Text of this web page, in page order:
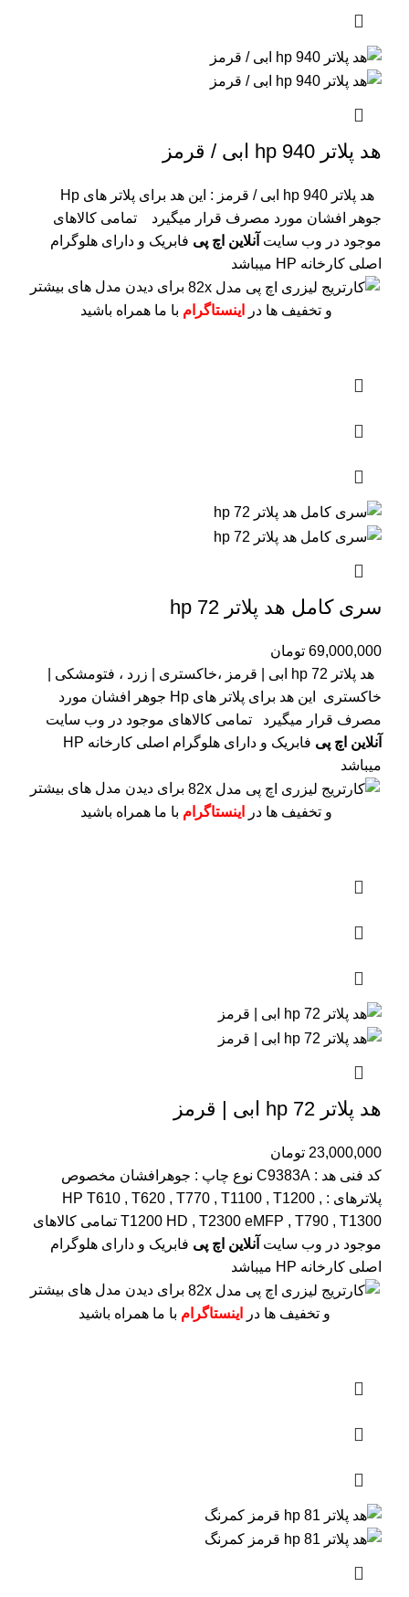
هد پلاتر 940 hp ابی / قرمز
هد پلاتر 940 hp ابی / قرمز : این هد برای پلاتر های Hp
جوهر افشان مورد مصرف قرار میگیرد
تمامی کالاهای
موجود در وب سایت آنلاین اچ پی فابریک و دارای هلوگرام
اصلی کارخانه HP میباشد
برای دیدن مدل های بیشتر
و تخفیف ها در
اینستاگرام با ما همراه باشید
سری کامل هد پلاتر 72 hp
69,000,000 تومان
هد پلاتر 72 hp ابی | قرمز ،خاکستری | زرد ، فتومشکی |
خاکستری این هد برای پلاتر های Hp جوهر افشان مورد
مصرف قرار میگیرد
تمامی کالاهای موجود در وب سایت
آنلاین اچ پی
فابریک و دارای هلوگرام اصلی کارخانه HP
میباشد
برای دیدن مدل های بیشتر
و تخفیف ها در
اینستاگرام با ما همراه باشید
هد پلاتر 72 hp ابی | قرمز
23,000,000 تومان
کد فنی هد : C9383A نوع چاپ : جوهرافشان مخصوص
پلاترهای : HP T610 , T620 , T770 , T1100 , T1200 ,
T1200 HD , T2300 eMFP , T790 , T1300 تمامی کالاهای
موجود در وب سایت آنلاین اچ پی فابریک و دارای هلوگرام
اصلی کارخانه HP میباشد
برای دیدن مدل های بیشتر
و تخفیف ها در
اینستاگرام با ما همراه باشید